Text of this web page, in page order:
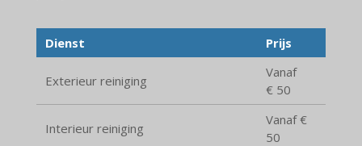
Dienst Prijs
Exterieur reiniging
Vanaf
€ 50
Interieur reiniging
Vanaf €
50